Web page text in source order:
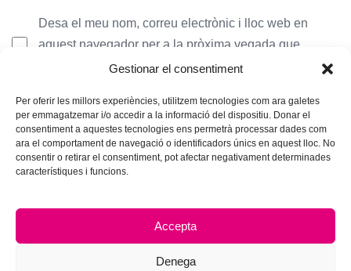
Gestionar el consentiment
Per oferir les millors experiències, utilitzem tecnologies com ara galetes
per emmagatzemar i/o accedir a la informació del dispositiu. Donar el
consentiment a aquestes tecnologies ens permetrà processar dades com
ara el comportament de navegació o identificadors únics en aquest lloc. No
consentir o retirar el consentiment, pot afectar negativament determinades
característiques i funcions.
Accepta
Denega
Desa el meu nom, correu electrònic i lloc web en
aquest navegador per a la pròxima vegada que